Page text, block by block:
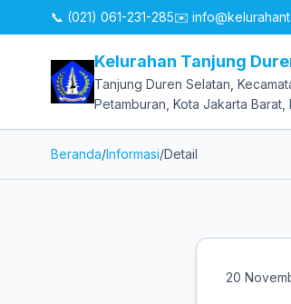
📞 (021) 061-231-285✉️
Kelurahan Tanjung
Tanjung Duren Selatan,
Petamburan, Kota Jakarta Barat,
Beranda/Informasi/Detail
20